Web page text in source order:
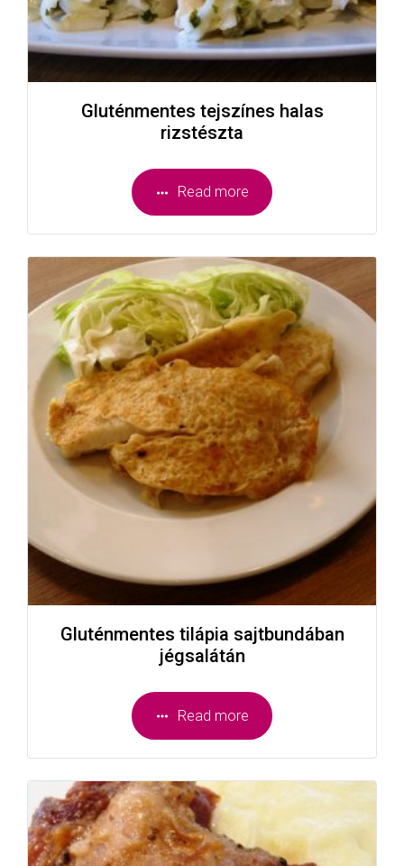
Gluténmentes tejszínes halas
rizstészta
Read more
Gluténmentes tilápia sajtbundában
jégsalátán
Read more